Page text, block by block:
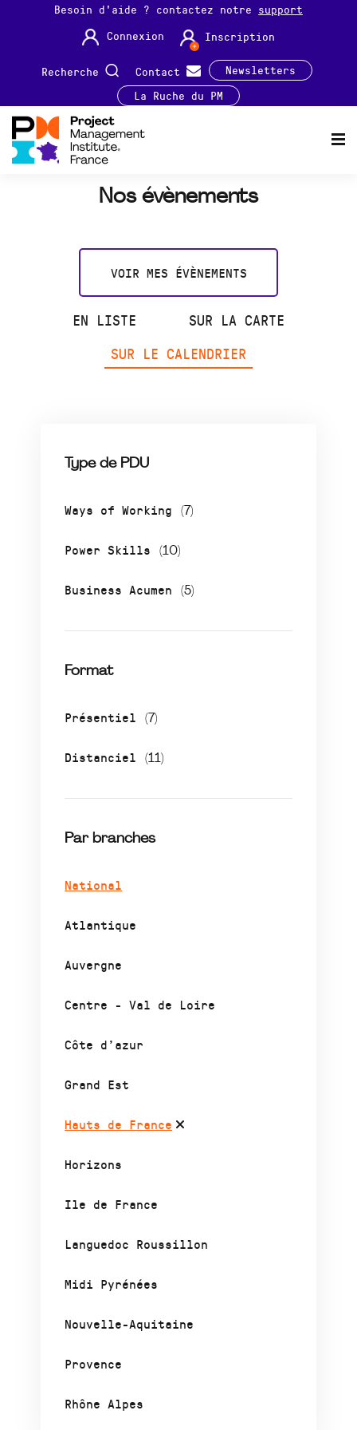
Besoin d'aide ? contactez notre support
Connexion
Inscription
Recherche Contact
Newsletters
La Ruche du PM
Nos évènements
VOIR MES ÉVÈNEMENTS
EN LISTE
SUR LA CARTE
SUR LE CALENDRIER
Type de PDU
Ways of Working (7)
Power Skills (10)
Business Acumen (5)
Format
Présentiel (7)
Distanciel (11)
Par branches
National
Atlantique
Auvergne
Centre - Val de Loire
Côte d’azur
Grand Est
Hauts de France
Horizons
Ile de France
Languedoc Roussillon
Midi Pyrénées
Nouvelle-Aquitaine
Provence
Rhône Alpes